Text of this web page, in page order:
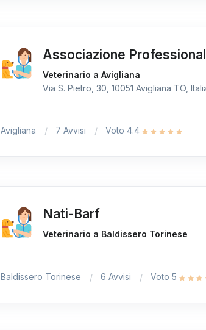
Associazione
Veterinario a Avigliana
Via S. Pietro, 30, 10051 Avigliana TO,
Avigliana 7 Avvisi Voto 4.4
Nati-Barf
Veterinario a Baldissero Torinese
Baldissero Torinese 6 Avvisi Voto 5